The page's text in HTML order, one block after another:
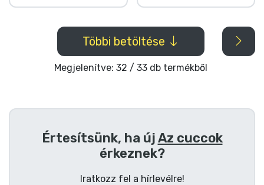
Többi betöltése
Megjelenítve: 32 / 33 db termékből
Értesítsünk, ha újAz cuccok
érkeznek?
Iratkozz fel a hírlevélre!